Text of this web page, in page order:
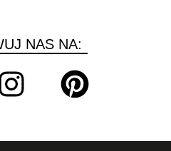
NAS NA: